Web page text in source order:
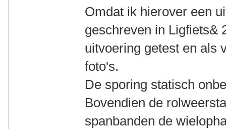
Omdat ik hierover een
geschreven in Ligfiets&
uitvoering getest en als
foto's.
De sporing statisch
Bovendien de
spanbanden de